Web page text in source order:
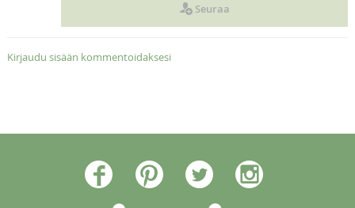
Seuraa
Kirjaudu sisään kommentoidaksesi